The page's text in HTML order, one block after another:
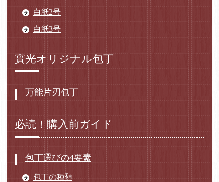
白紙2号
白紙3号
實光オリジナル包丁
万能片刃包丁
必読！購入前ガイド
包丁選びの4要素
包丁の種類